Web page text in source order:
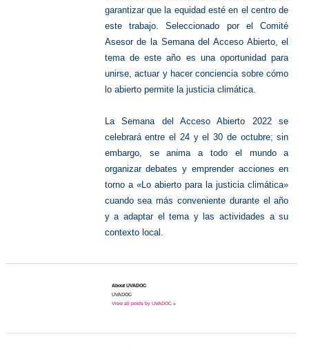
garantizar que la equidad esté en el centro de
este trabajo. Seleccionado por el Comité
Asesor de la Semana del Acceso Abierto, el
tema de este año es una oportunidad para
unirse, actuar y hacer conciencia sobre cómo
lo abierto permite la justicia climática.
La Semana del Acceso Abierto 2022 se
celebrará entre el 24 y el 30 de octubre; sin
embargo, se anima a todo el mundo a
organizar debates y emprender acciones en
torno a «Lo abierto para la justicia climática»
cuando sea más conveniente durante el año
y a adaptar el tema y las actividades a su
contexto local.
About UVADOC
UVADOC
View all posts by UVADOC »